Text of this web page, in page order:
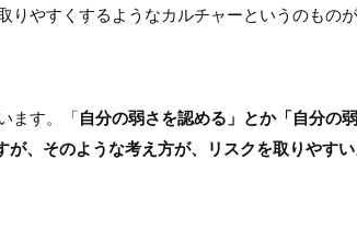
りやすくするようなカルチャーというのもの
ます。「自分の弱さを認める」とか「自分の
、そのような考え方が、リスクを取りやす